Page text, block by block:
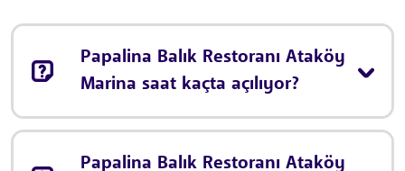
Papalina Balık Restoranı Ataköy
Marina saat kaçta açılıyor?
Papalina Balık Restoranı Ataköy